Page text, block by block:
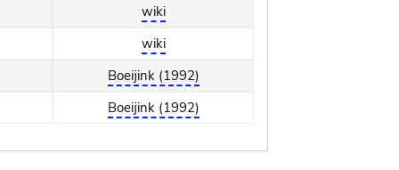
wiki
wiki
Boeijink (1992)
Boeijink (1992)